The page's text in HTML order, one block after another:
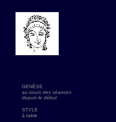
GENÈSE
au cours des séances
depuis le début
STYLE
à table